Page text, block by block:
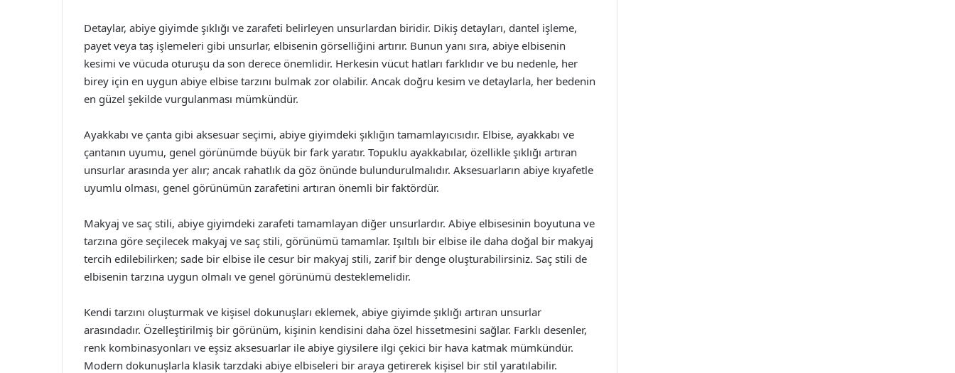
Detaylar, abiye giyimde şıklığı ve zarafeti belirleyen unsurlardan biridir. Dikiş detayları, dantel işleme,
payet veya taş işlemeleri gibi unsurlar, elbisenin görselliğini artırır. Bunun yanı sıra, abiye elbisenin
kesimi ve vücuda oturuşu da son derece önemlidir. Herkesin vücut hatları farklıdır ve bu nedenle, her
birey için en uygun abiye elbise tarzını bulmak zor olabilir. Ancak doğru kesim ve detaylarla, her bedenin
en güzel şekilde vurgulanması mümkündür.
Ayakkabı ve çanta gibi aksesuar seçimi, abiye giyimdeki şıklığın tamamlayıcısıdır. Elbise, ayakkabı ve
çantanın uyumu, genel görünümde büyük bir fark yaratır. Topuklu ayakkabılar, özellikle şıklığı artıran
unsurlar arasında yer alır; ancak rahatlık da göz önünde bulundurulmalıdır. Aksesuarların abiye kıyafetle
uyumlu olması, genel görünümün zarafetini artıran önemli bir faktördür.
Makyaj ve saç stili, abiye giyimdeki zarafeti tamamlayan diğer unsurlardır. Abiye elbisesinin boyutuna ve
tarzına göre seçilecek makyaj ve saç stili, görünümü tamamlar. Işıltılı bir elbise ile daha doğal bir makyaj
tercih edilebilirken; sade bir elbise ile cesur bir makyaj stili, zarif bir denge oluşturabilirsiniz. Saç stili de
elbisenin tarzına uygun olmalı ve genel görünümü desteklemelidir.
Kendi tarzını oluşturmak ve kişisel dokunuşları eklemek, abiye giyimde şıklığı artıran unsurlar
arasındadır. Özelleştirilmiş bir görünüm, kişinin kendisini daha özel hissetmesini sağlar. Farklı desenler,
renk kombinasyonları ve eşsiz aksesuarlar ile abiye giysilere ilgi çekici bir hava katmak mümkündür.
Modern dokunuşlarla klasik tarzdaki abiye elbiseleri bir araya getirerek kişisel bir stil yaratılabilir.